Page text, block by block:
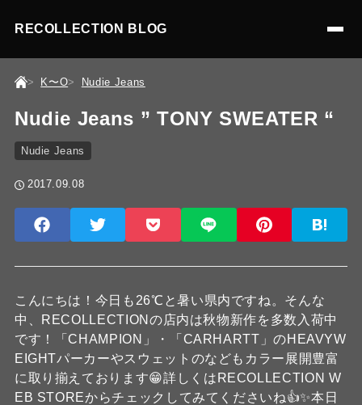
RECOLLECTION BLOG
K〜O Nudie Jeans
Nudie Jeans ” TONY SWEATER “
Nudie Jeans
2017.09.08
こんにちは！今日も26℃と暑い県内ですね。そんな
中、RECOLLECTIONの店内は秋物新作を多数入荷中
です！「CHAMPION」・「CARHARTT」のHEAVYW
EIGHTパーカーやスウェットのなどもカラー展開豊富
に取り揃えております😁詳しくはRECOLLECTION W
EB STOREからチェックしてみてくださいね👍✨本日